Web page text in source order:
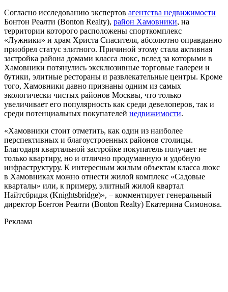
Согласно исследованию экспертов агентства недвижимости
Бонтон Реалти (Bonton Realty), район Хамовники, на
территории которого расположены спорткомплекс
«Лужники» и храм Христа Спасителя, абсолютно оправданно
приобрел статус элитного. Причиной этому стала активная
застройка района домами класса люкс, вслед за которыми в
Хамовники потянулись эксклюзивные торговые галереи и
бутики, элитные рестораны и развлекательные центры. Кроме
того, Хамовники давно признаны одним из самых
экологически чистых районов Москвы, что только
увеличивает его популярность как среди девелоперов, так и
среди потенциальных покупателей недвижимости.
«Хамовники стоит отметить, как один из наиболее
перспективных и благоустроенных районов столицы.
Благодаря квартальной застройке покупатель получает не
только квартиру, но и отлично продуманную и удобную
инфраструктуру. К интересным жилым объектам класса люкс
в Хамовниках можно отнести жилой комплекс «Садовые
кварталы» или, к примеру, элитный жилой квартал
Найтсбридж (Knightsbridge)», – комментирует генеральный
директор Бонтон Реалти (Bonton Realty) Екатерина Симонова.
Реклама